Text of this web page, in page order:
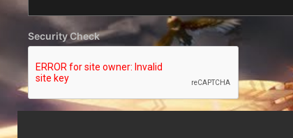
Security Check